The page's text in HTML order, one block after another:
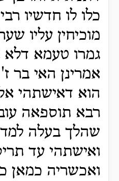
כלו לו חדשיו
מוכיחין עליו
גמרו טעמא דלא
אמרינן האי בר
הוא דאישתהי
רבא תוספאה
שהלך בעלה
ואישתהי עד
ואכשריה כמאן